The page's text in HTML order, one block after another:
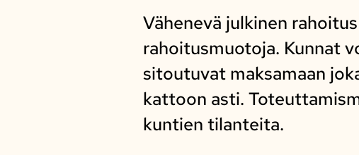
Vähenevä julkinen
rahoitusmuotoja. Kunnat
sitoutuvat maksamaan
kattoon asti.
kuntien tilanteita.